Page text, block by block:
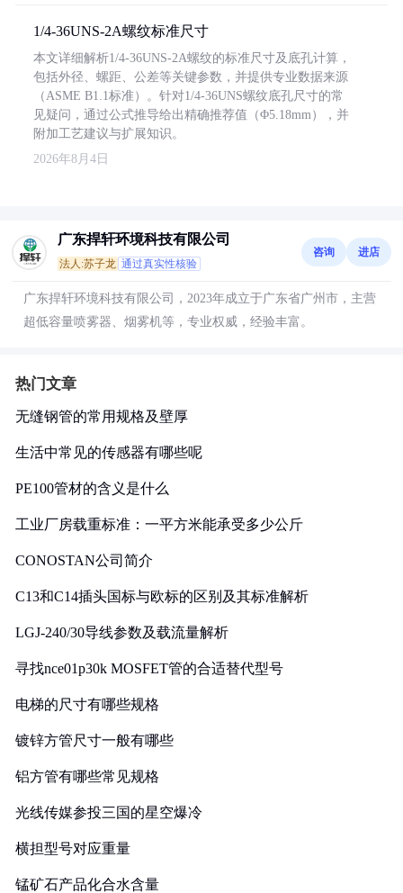
1/4-36UNS-2A螺纹标准尺寸
本文详细解析1/4-36UNS-2A螺纹的标准尺寸及底孔计算，
包括外径、螺距、公差等关键参数，并提供专业数据来源
（ASME B1.1标准）。针对1/4-36UNS螺纹底孔尺寸的常
见疑问，通过公式推导给出精确推荐值（Φ5.18mm），并
附加工艺建议与扩展知识。
2026年8月4日
广东捍轩环境科技有限公司
法人:苏子龙 通过真实性核验
咨询 进店
广东捍轩环境科技有限公司，2023年成立于广东省广州市，主营
超低容量喷雾器、烟雾机等，专业权威，经验丰富。
热门文章
无缝钢管的常用规格及壁厚
生活中常见的传感器有哪些呢
PE100管材的含义是什么
工业厂房载重标准：一平方米能承受多少公斤
CONOSTAN公司简介
C13和C14插头国标与欧标的区别及其标准解析
LGJ-240/30导线参数及载流量解析
寻找nce01p30k MOSFET管的合适替代型号
电梯的尺寸有哪些规格
镀锌方管尺寸一般有哪些
铝方管有哪些常见规格
光线传媒参投三国的星空爆冷
横担型号对应重量
锰矿石产品化合水含量